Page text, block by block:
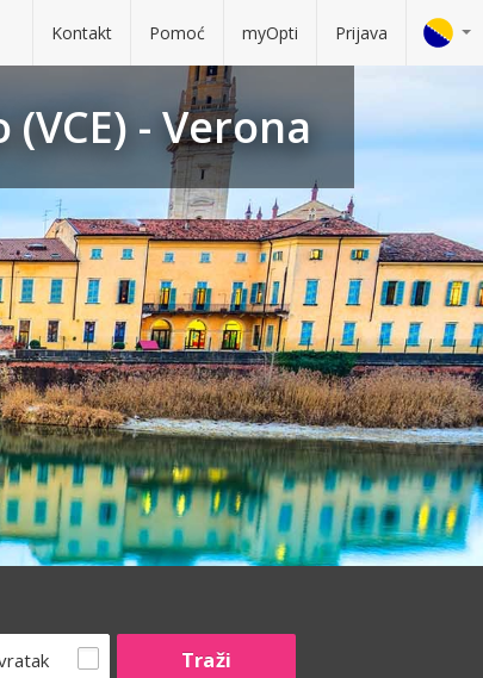
Kontakt Pomoć myOpti Prijava
- Verona